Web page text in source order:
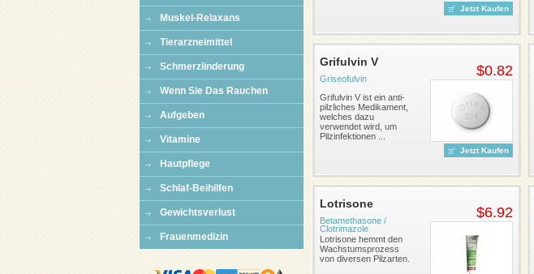
Muskel-Relaxans
Tierarzneimittel
Schmerzlinderung
Wenn Sie Das Rauchen
Aufgeben
Vitamine
Hautpflege
Schlaf-Beihilfen
Gewichtsverlust
Frauenmedizin
Jetzt Kaufen
Grifulvin V
Griseofulvin
Grifulvin V ist ein anti-
pilzliches Medikament,
welches dazu
verwendet wird, um
Pilzinfektionen ...
$0.82
Jetzt Kaufen
Lotrisone
Betamethasone /
Clotrimazole
Lotrisone hemmt den
Wachstumsprozess
von diversen Pilzarten.
$6.92